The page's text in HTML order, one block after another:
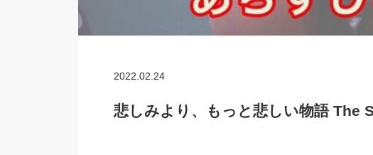
2022.02.24
悲しみより、もっと悲しい物語